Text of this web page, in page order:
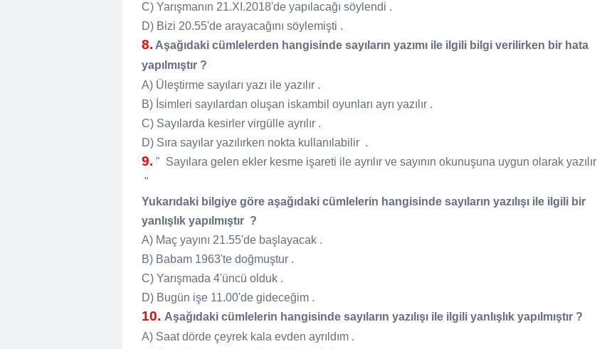
C) Yarışmanın 21.XI.2018'de yapılacağı söylendi .
D) Bizi 20.55'de arayacağını söylemişti .
8. Aşağıdaki cümlelerden hangisinde sayıların yazımı ile ilgili bilgi verilirken bir hata
yapılmıştır ?
A) Üleştirme sayıları yazı ile yazılır .
B) İsimleri sayılardan oluşan iskambil oyunları ayrı yazılır .
C) Sayılarda kesirler virgülle ayrılır .
D) Sıra sayılar yazılırken nokta kullanılabilir .
9. " Sayılara gelen ekler kesme işareti ile ayrılır ve sayının okunuşuna uygun olarak yazılır
"
Yukarıdaki bilgiye göre aşağıdaki cümlelerin hangisinde sayıların yazılışı ile ilgili bir
yanlışlık yapılmıştır ?
A) Maç yayını 21.55'de başlayacak .
B) Babam 1963'te doğmuştur .
C) Yarışmada 4'üncü olduk .
D) Bugün işe 11.00'de gideceğim .
10. Aşağıdaki cümlelerin hangisinde sayıların yazılışı ile ilgili yanlışlık yapılmıştır ?
A) Saat dörde çeyrek kala evden ayrıldım .